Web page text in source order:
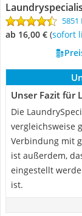
ab 16,00 € ( Sofort
Unser Fazit für
Die
vergleichsweise
Verbindung mit
ist außerdem,
eingestellt
ist.